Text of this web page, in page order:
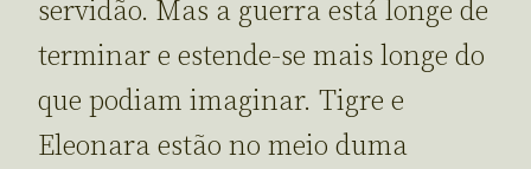
servidão. Mas a guerra está longe de
terminar e estende-se mais longe do
que podiam imaginar. Tigre e
Eleonara estão no meio duma